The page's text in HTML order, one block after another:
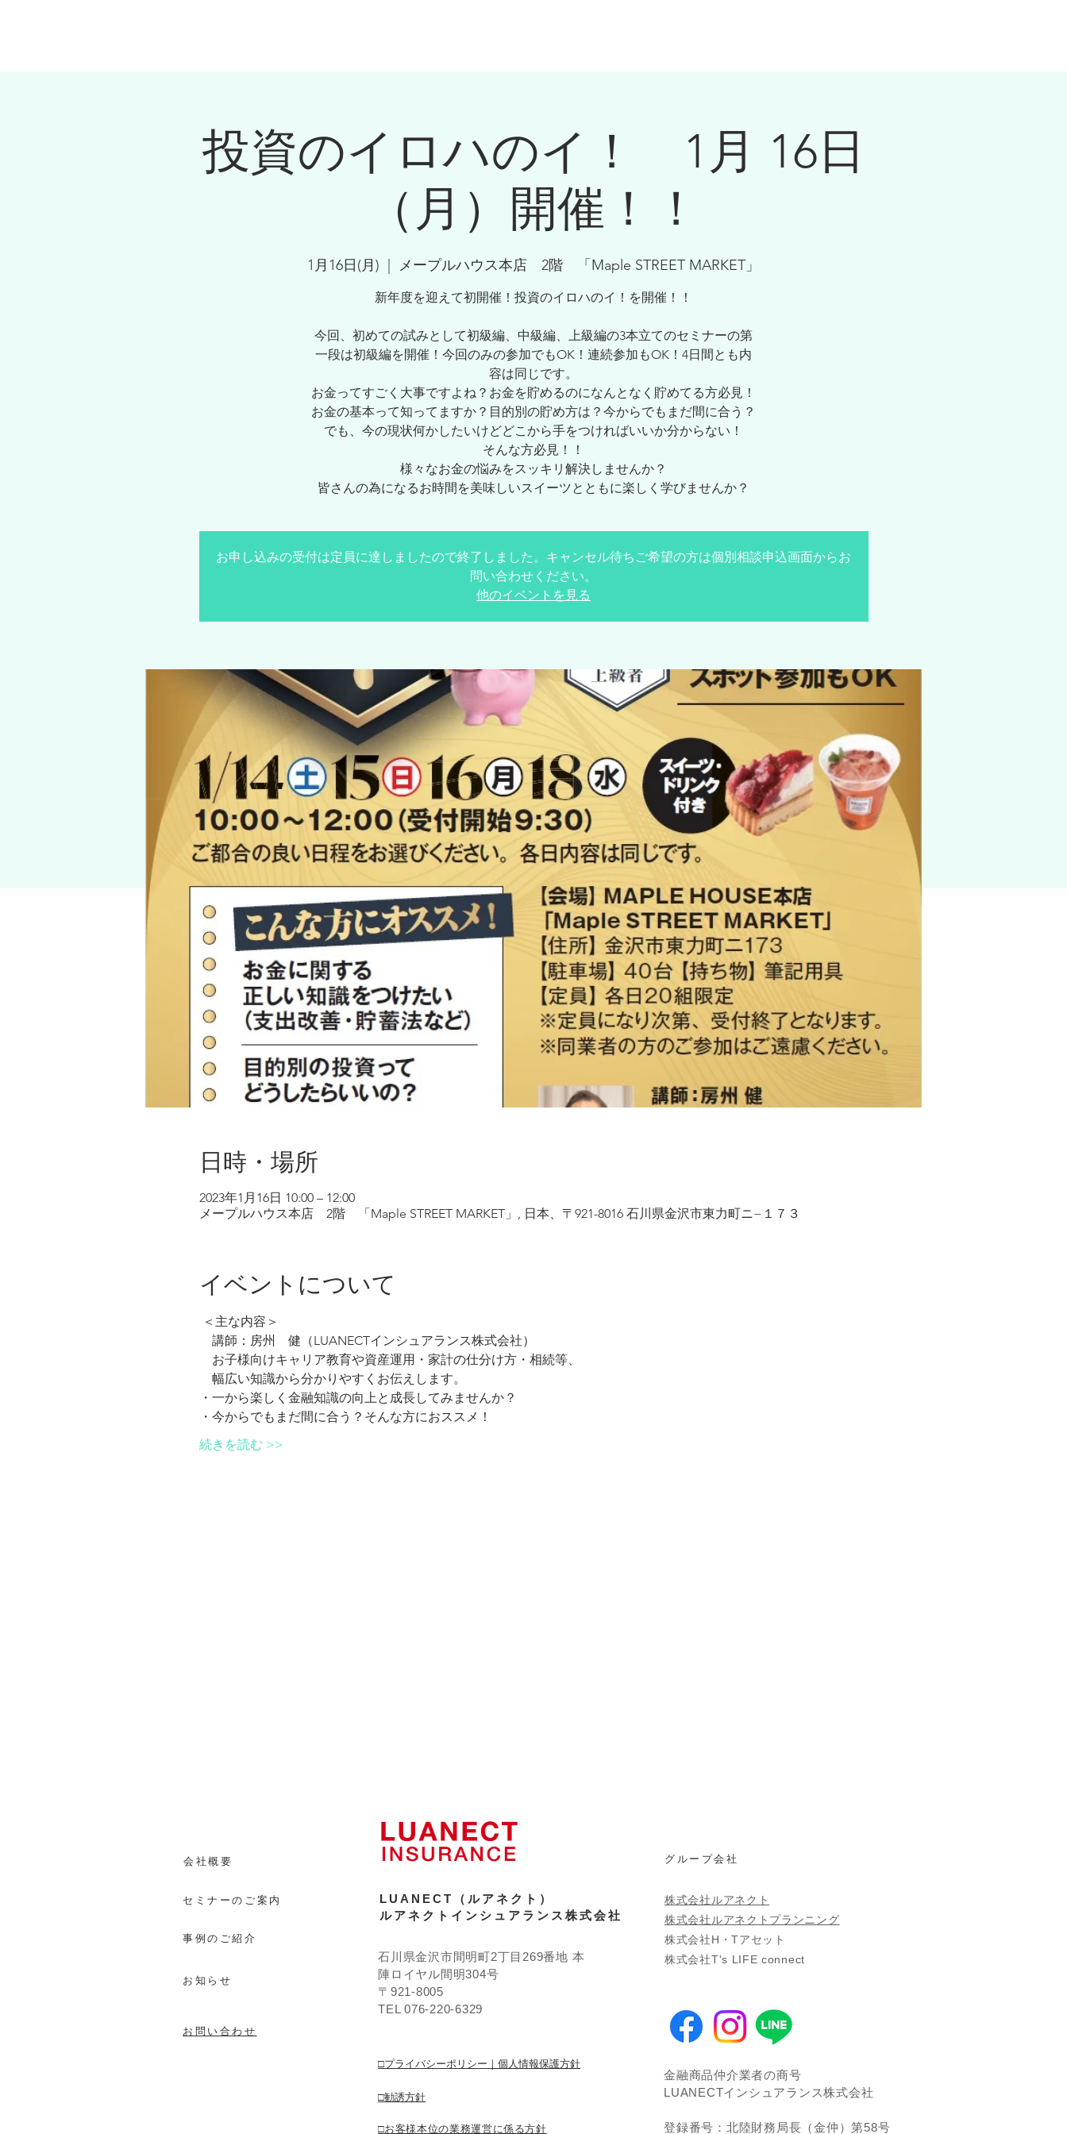
投資のイロハのイ！ 1月 16日
（月）開催！！
1月16日(月) メープルハウス本店 2階 「Maple STREET MARKET」
新年度を迎えて初開催！投資のイロハのイ！を開催！！
今回、初めての試みとして初級編、中級編、上級編の3本立てのセミナーの第
一段は初級編を開催！今回のみの参加でもOK！連続参加もOK！4日間とも内
容は同じです。
お金ってすごく大事ですよね？お金を貯めるのになんとなく貯めてる方必見！
お金の基本って知ってますか？目的別の貯め方は？今からでもまだ間に合う？
でも、今の現状何かしたいけどどこから手をつければいいか分からない！
そんな方必見！！
様々なお金の悩みをスッキリ解決しませんか？
皆さんの為になるお時間を美味しいスイーツとともに楽しく学びませんか？
お申し込みの受付は定員に達しましたので終了しました。キャンセル待ちご希望の方は個別相談申込画面からお
問い合わせください。
他のイベントを見る
日時・場所
2023年1月16日 10:00 – 12:00
メープルハウス本店 2階 「Maple STREET MARKET」, 日本、〒921-8016 石川県金沢市東力町ニ−１７３
イベントについて
＜主な内容＞
講師：房州　健（LUANECTインシュアランス株式会社）
お子様向けキャリア教育や資産運用・家計の仕分け方・相続等、
幅広い知識から分かりやすくお伝えします。
・一から楽しく金融知識の向上と成長してみませんか？
・今からでもまだ間に合う？そんな方におススメ！
続きを読む >>
​会社概要
セミナーのご案内
事例のご紹介
お知らせ
お問い合わせ
LUANECT（ルアネクト）
ルアネクトインシュアランス株式会社
石川県金沢市間明町2丁目269番地 本
陣ロイヤル間明304号
〒921-8005
TEL 076-220-6329
□プライバシーポリシー｜個人情報保護方針
□勧誘方針
□お客様本位の業務運営に係る方針
​グループ会社
株式会社ルアネクト
株式会社ルアネクトプランニング
​株式会社H・Tアセット
株式会社T's LIFE connect
金融商品仲介業者の商号
LUANECTインシュアランス株式会社
登録番号：北陸財務局長（金仲）第58号